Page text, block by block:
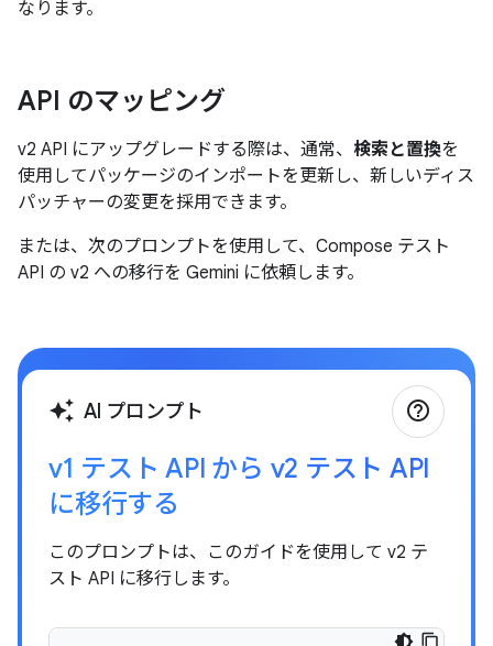
なります。
API のマッピング
v2 API にアップグレードする際は、通常、 検索と置換を
使用してパッケージのインポートを更新し、新しいディス
パッチャーの変更を採用できます。
または、次のプロンプトを使用して、Compose テスト
API の v2 への移行を Gemini に依頼します。
auto_awesome AI プロンプト
v1 テスト API から v2 テスト API
に移行する
このプロンプトは、このガイドを使用して v2 テ
スト API に移行します。
help_outline